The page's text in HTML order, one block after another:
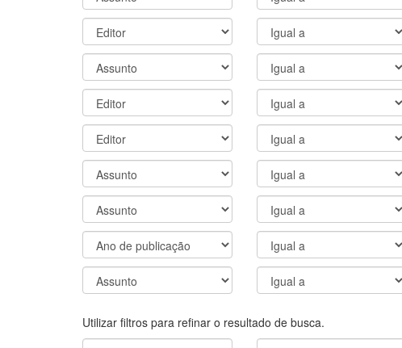
Utilizar filtros para refinar o resultado de busca.